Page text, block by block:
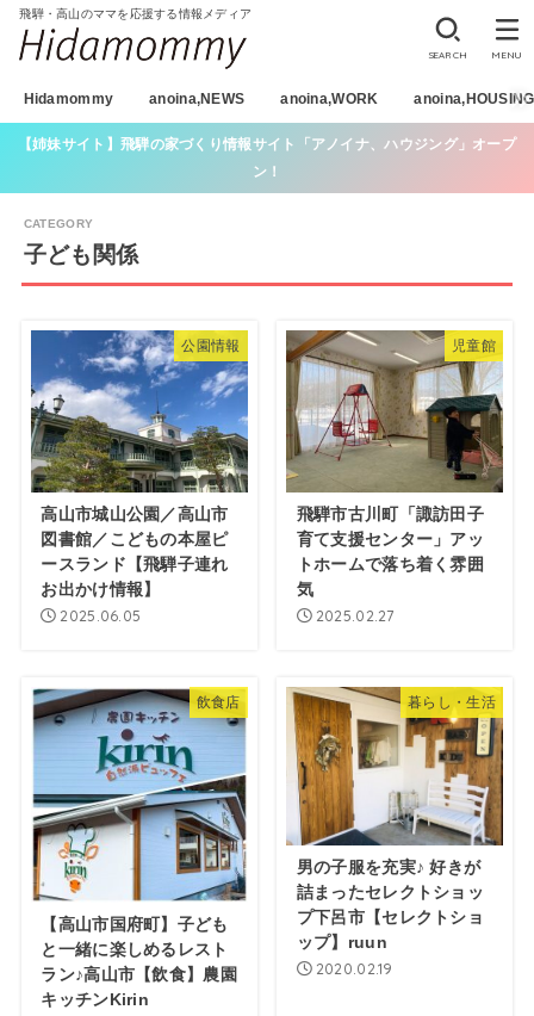
飛騨・高山のママを応援する情報メディア
Hidamommy anoina,NEWS anoina,WORK anoina,HOUSING
SEARCH MENU
【姉妹サイト】飛騨の家づくり情報サイト「アノイナ、ハウジング」オープ
ン！
子ども関係
公園情報
高山市城山公園／高山市
図書館／こどもの本屋ピ
ースランド【飛騨子連れ
お出かけ情報】
2025.06.05
児童館
飛騨市古川町「諏訪田子
育て支援センター」アッ
トホームで落ち着く雰囲
気
2025.02.27
飲食店
【高山市国府町】子ども
と一緒に楽しめるレスト
ラン♪高山市【飲食】農園
キッチンKirin
暮らし・生活
男の子服を充実♪ 好きが
詰まったセレクトショッ
プ下呂市【セレクトショ
ップ】ruun
2020.02.19